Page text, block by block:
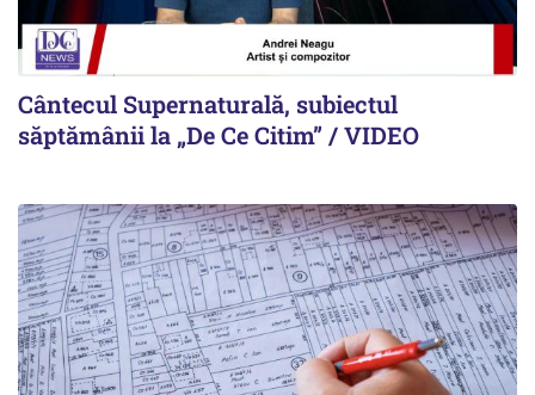
Cântecul Supernaturală, subiectul
săptămânii la „De Ce Citim” / VIDEO